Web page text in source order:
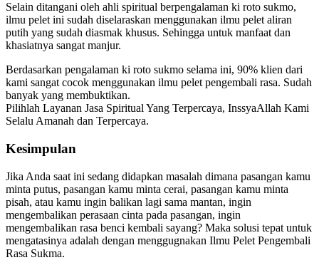
Selain ditangani oleh ahli spiritual berpengalaman ki roto sukmo,
ilmu pelet ini sudah diselaraskan menggunakan ilmu pelet aliran
putih yang sudah diasmak khusus. Sehingga untuk manfaat dan
khasiatnya sangat manjur.
Berdasarkan pengalaman ki roto sukmo selama ini, 90% klien dari
kami sangat cocok menggunakan ilmu pelet pengembali rasa. Sudah
banyak yang membuktikan.
Pilihlah Layanan Jasa Spiritual Yang Terpercaya, InssyaAllah Kami
Selalu Amanah dan Terpercaya.
Kesimpulan
Jika Anda saat ini sedang didapkan masalah dimana pasangan kamu
minta putus, pasangan kamu minta cerai, pasangan kamu minta
pisah, atau kamu ingin balikan lagi sama mantan, ingin
mengembalikan perasaan cinta pada pasangan, ingin
mengembalikan rasa benci kembali sayang? Maka solusi tepat untuk
mengatasinya adalah dengan menggugnakan Ilmu Pelet Pengembali
Rasa Sukma.